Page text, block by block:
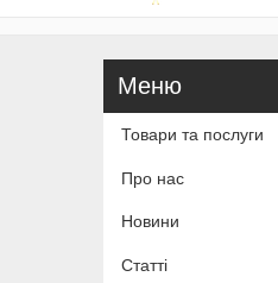
Товари та послуги
Про нас
Новини
Статті